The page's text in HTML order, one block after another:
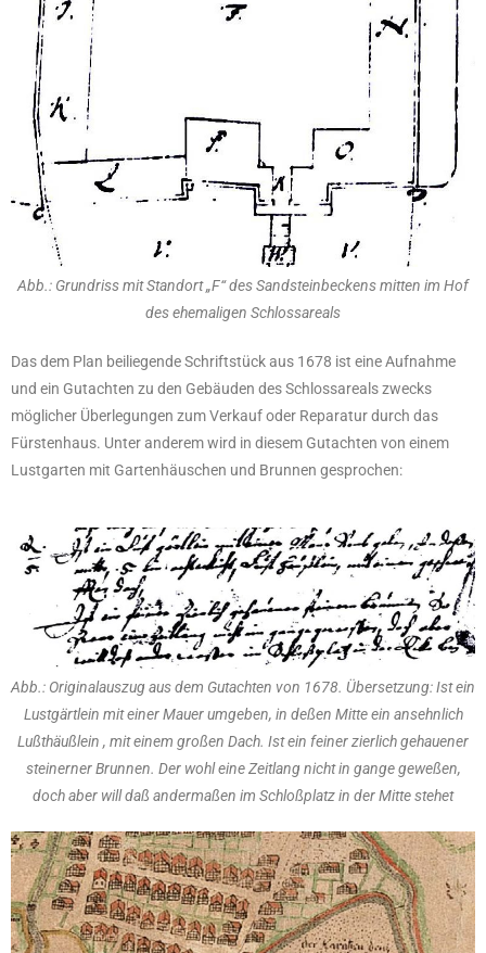
Abb.: Grundriss mit Standort „F“ des Sandsteinbeckens mitten im Hof
des ehemaligen Schlossareals
Das dem Plan beiliegende Schriftstück aus 1678 ist eine Aufnahme
und ein Gutachten zu den Gebäuden des Schlossareals zwecks
möglicher Überlegungen zum Verkauf oder Reparatur durch das
Fürstenhaus. Unter anderem wird in diesem Gutachten von einem
Lustgarten mit Gartenhäuschen und Brunnen gesprochen:
Abb.: Originalauszug aus dem Gutachten von 1678. Übersetzung: Ist ein
Lustgärtlein mit einer Mauer umgeben, in deßen Mitte ein ansehnlich
Lußthäußlein , mit einem großen Dach. Ist ein feiner zierlich gehauener
steinerner Brunnen. Der wohl eine Zeitlang nicht in gange geweßen,
doch aber will daß andermaßen im Schloßplatz in der Mitte stehet